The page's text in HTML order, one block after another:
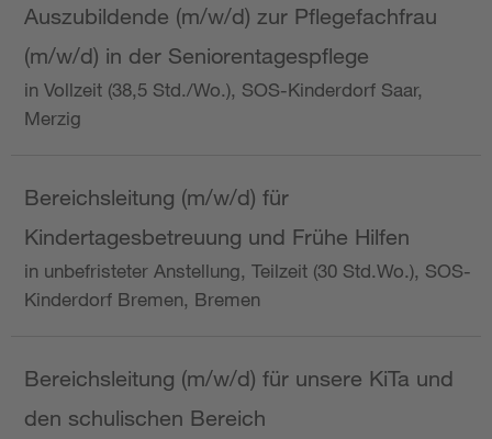
Auszubildende (m/w/d) zur Pflegefachfrau
(m/w/d) in der Seniorentagespflege
in Vollzeit (38,5 Std./Wo.), SOS-Kinderdorf Saar,
Merzig
Bereichsleitung (m/w/d) für
Kindertagesbetreuung und Frühe Hilfen
in unbefristeter Anstellung, Teilzeit (30 Std.Wo.), SOS-
Kinderdorf Bremen, Bremen
Bereichsleitung (m/w/d) für unsere KiTa und
den schulischen Bereich